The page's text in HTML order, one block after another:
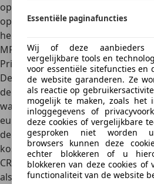
opnieuw vormgegeven en het
opfrisbeurt. Het dashboard en de
helemaal nieuw en voorzien van
MP3-mogelijkheid en bediening
Prijzen
De vijfde generatie van de
de
laatste generatievan de
was in Nederland. De prijzen
euro voor de 2.0 DynamicVersion.
de nieuwprijs op 28.495 euro. De
kostte 27.495 euro en als
CRDI tenslotte kostte als
als StyleVersion 32.495 euro.
Essentiële paginafuncties
Wij of deze aanbieders
vergelijkbare tools en
voor essentiële sitefuncties en
de website garanderen. Ze
als reactie op
mogelijk te maken, zoals het
inloggegevens of
deze cookies of vergelijkbare
gesproken niet worden
browsers kunnen deze
echter blokkeren of u
blokkeren van deze cookies of
functionaliteit van de website